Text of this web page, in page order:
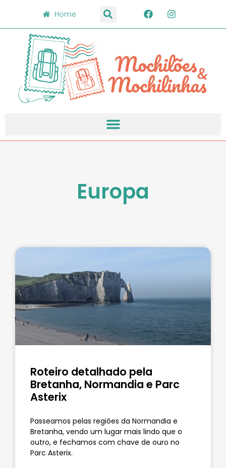
Home
Europa
Roteiro detalhado pela
Bretanha, Normandia e Parc
Asterix
Passeamos pelas regiões da Normandia e
Bretanha, vendo um lugar mais lindo que o
outro, e fechamos com chave de ouro no
Parc Asterix.